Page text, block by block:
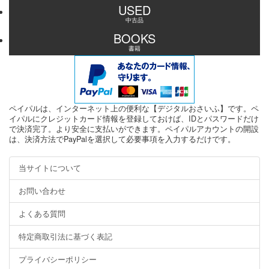
USED
中古品
BOOKS
書籍
ペイパルは、インターネット上の便利な【デジタルおさいふ】です。ペ
イパルにクレジットカード情報を登録しておけば、IDとパスワードだけ
で決済完了。より安全に支払いができます。ペイパルアカウントの開設
は、決済方法でPayPalを選択して必要事項を入力するだけです。
当サイトについて
お問い合わせ
よくある質問
特定商取引法に基づく表記
プライバシーポリシー